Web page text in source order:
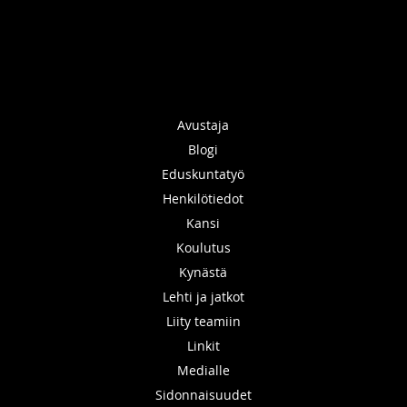
Avustaja
Blogi
Eduskuntatyö
Henkilötiedot
Kansi
Koulutus
Kynästä
Lehti ja jatkot
Liity teamiin
Linkit
Medialle
Sidonnaisuudet